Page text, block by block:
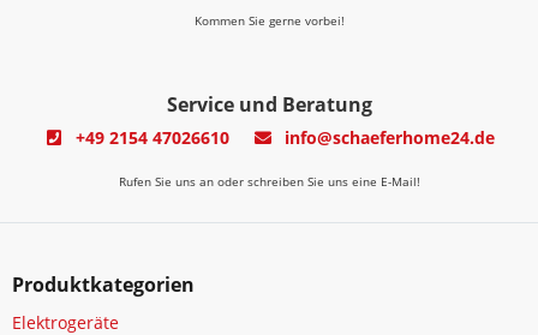
Kommen Sie gerne vorbei!
Service und Beratung
+49 2154 47026610 info@schaeferhome24.de
Rufen Sie uns an oder schreiben Sie uns eine E-Mail!
Produktkategorien
Elektrogeräte